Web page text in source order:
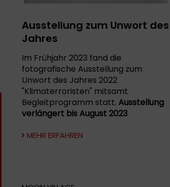
Ausstellung zum Unwort des
Jahres
Im Frühjahr 2023 fand die
fotografische Ausstellung zum
Unwort des Jahres 2022
"Klimaterroristen" mitsamt
Begleitprogramm statt. Ausstellung
verlängert bis August 2023
MEHR ERFAHREN